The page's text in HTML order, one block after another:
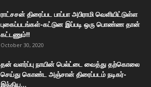
ராட்சசன் திரைப்பட பாப்பா அபிராமி வெளியிட்டுள்ள
புகைப்படங்கள்-கட்டுன இப்படி ஒரு பொண்ண தான்
கட்டணும்!!
October 30, 2020
தன் வளர்ப்பு நாயின் பெல்ட்டை வைத்து தற்கொலை
செய்து கொண்ட அஞ்சான் திரைப்படம் நடிகர்-
இந்திய...